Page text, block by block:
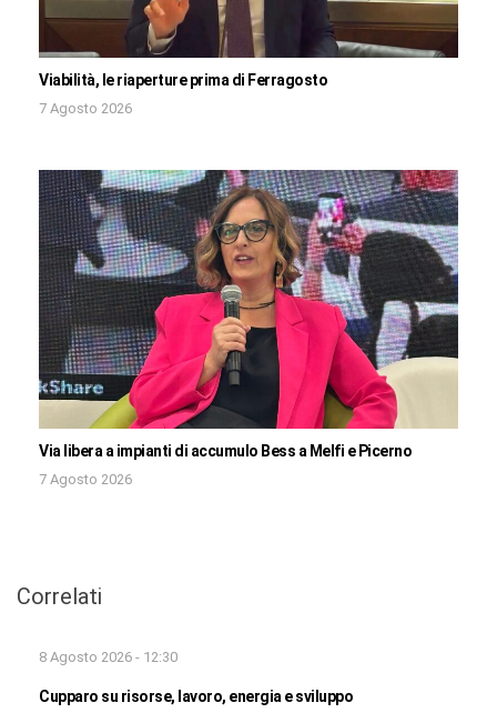
Viabilità, le riaperture prima di Ferragosto
7 Agosto 2026
Via libera a impianti di accumulo Bess a Melfi e Picerno
7 Agosto 2026
Correlati
8 Agosto 2026 - 12:30
Cupparo su risorse, lavoro, energia e sviluppo